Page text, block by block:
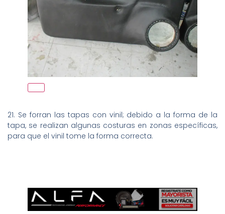
21. Se forran las tapas con vinil; debido a la forma de la
tapa, se realizan algunas costuras en zonas específicas,
para que el vinil tome la forma correcta.